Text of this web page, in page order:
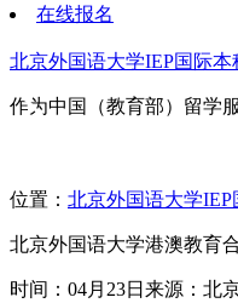
在线报名
北京外国语大学IEP国际本
作为中国（教育部）留学
位置： 北京外国语大学IEP
北京外国语大学港澳教育
时间：04月23日 来源：北